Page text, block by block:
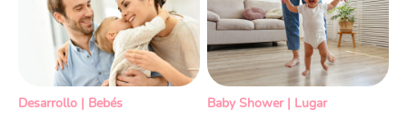
Desarrollo | Bebés Baby Shower | Lugar